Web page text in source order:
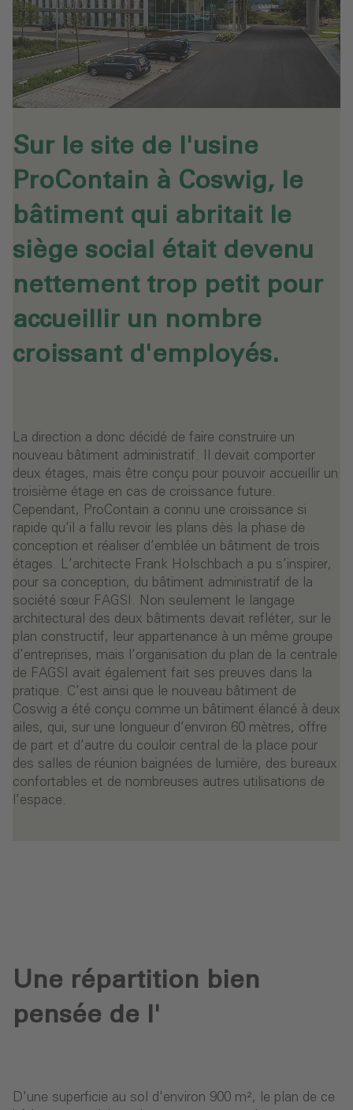
Sur le site de l'usine
ProContain à Coswig, le
bâtiment qui abritait le
siège social était devenu
nettement trop petit pour
accueillir un nombre
croissant d'employés.
La direction a donc décidé de faire construire un
nouveau bâtiment administratif. Il devait comporter
deux étages, mais être conçu pour pouvoir accueillir un
troisième étage en cas de croissance future.
Cependant, ProContain a connu une croissance si
rapide qu’il a fallu revoir les plans dès la phase de
conception et réaliser d’emblée un bâtiment de trois
étages. L’architecte Frank Holschbach a pu s’inspirer,
pour sa conception, du bâtiment administratif de la
société sœur FAGSI. Non seulement le langage
architectural des deux bâtiments devait refléter, sur le
plan constructif, leur appartenance à un même groupe
d’entreprises, mais l’organisation du plan de la centrale
de FAGSI avait également fait ses preuves dans la
pratique. C’est ainsi que le nouveau bâtiment de
Coswig a été conçu comme un bâtiment élancé à deux
ailes, qui, sur une longueur d’environ 60 mètres, offre
de part et d’autre du couloir central de la place pour
des salles de réunion baignées de lumière, des bureaux
confortables et de nombreuses autres utilisations de
l’espace.
Une répartition bien
pensée de l'
D'une superficie au sol d'environ 900 m², le plan de ce